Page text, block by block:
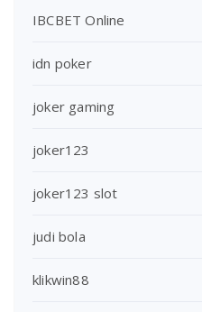
IBCBET Online
idn poker
joker gaming
joker123
joker123 slot
judi bola
klikwin88